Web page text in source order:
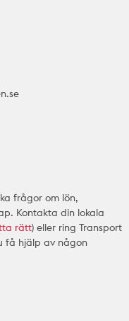
frågor om lön,
Kontakta din lokala
rätt) eller ring Transport
få hjälp av någon